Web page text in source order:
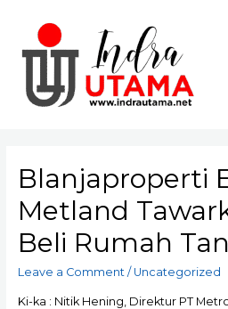
content
Blanjaproperti
Metland
Beli Rumah
Leave a Comment / Uncategorized
Ki-ka : Nitik Hening, Direktur PT